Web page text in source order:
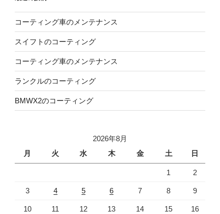
コーティング車のメンテナンス
スイフトのコーティング
コーティング車のメンテナンス
ランクルのコーティング
BMWX2のコーティング
2026年8月
月
火 水 木 金 土 日
1 2
3 4 5 6 7 8 9
10 11 12 13 14 15 16